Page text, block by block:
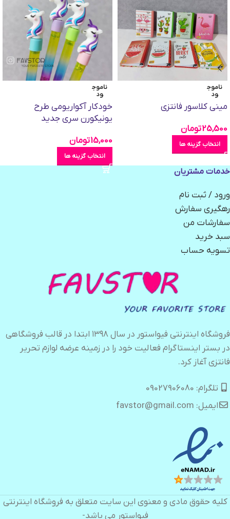
ناموج
ود
مینی کلاسور فانتزی
25,500تومان
انتخاب گزینه ها
ناموج
ود
خودکار آکواریومی طرح
یونیکورن سری جدید
15,000تومان
انتخاب گزینه ها
خدمات مشتریان
ورود / ثبت نام
رهگیری سفارش
سفارشات من
سبد خرید
تسویه حساب
فروشگاه اینترنتی فیواستور در سال ۱۳۹۸ ابتدا در قالب فروشگاهی
در بستر اینستاگرام فعالیت خود را در زمینه عرضه لوازم تحریر
فانتزی آغاز کرد.
تلگرام: 09027906080
ایمیل: favstor@gmail.com
کلیه حقوق مادی و معنوی این سایت متعلق به فروشگاه اینترنتی
فیواستور می باشد-